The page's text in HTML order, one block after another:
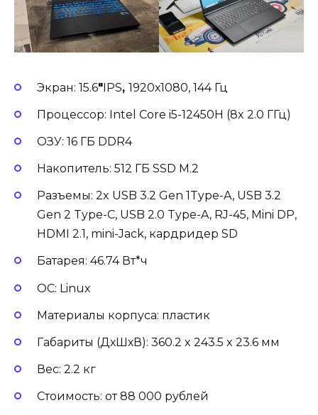
Экран: 15.6″IPS, 1920х1080, 144 Гц
Процессор: Intel Core i5-12450H (8x 2.0 ГГц)
ОЗУ: 16 ГБ DDR4
Накопитель: 512 ГБ SSD М.2
Разъемы: 2x USB 3.2 Gen 1Type-A, USB 3.2
Gen 2 Type-C, USB 2.0 Type-A, RJ-45, Mini DP,
HDMI 2.1, mini-Jack, кардридер SD
Батарея: 46.74 Вт*ч
ОС: Linux
Материалы корпуса: пластик
Габариты (ДхШхВ): 360.2 x 243.5 x 23.6 мм
Вес: 2.2 кг
Стоимость: от 88 000 рублей